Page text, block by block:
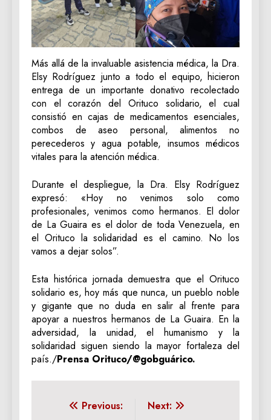
Más allá de la invaluable asistencia médica, la Dra.
Elsy Rodríguez junto a todo el equipo, hicieron
entrega de un importante donativo recolectado
con el corazón del Orituco solidario, el cual
consistió en cajas de medicamentos esenciales,
combos de aseo personal, alimentos no
perecederos y agua potable, insumos médicos
vitales para la atención médica.
Durante el despliegue, la Dra. Elsy Rodríguez
expresó: «Hoy no venimos solo como
profesionales, venimos como hermanos. El dolor
de La Guaira es el dolor de toda Venezuela, en
el Orituco la solidaridad es el camino. No los
vamos a dejar solos”.
Esta histórica jornada demuestra que el Orituco
solidario es, hoy más que nunca, un pueblo noble
y gigante que no duda en salir al frente para
apoyar a nuestros hermanos de La Guaira. En la
adversidad, la unidad, el humanismo y la
solidaridad siguen siendo la mayor fortaleza del
país./Prensa Orituco/@gobguárico.
Navegación
Previous:
Next: